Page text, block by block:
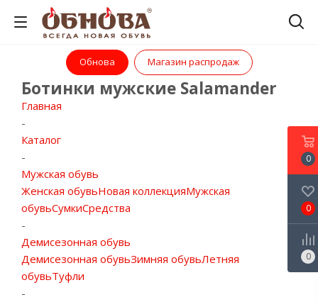
Обнова Магазин распродаж
Ботинки мужские Salamander
Главная
-
Каталог
-
Мужская обувь
Женская обувьНовая коллекцияМужская
обувьСумкиСредства
-
Демисезонная обувь
Демисезонная обувьЗимняя обувьЛетняя
обувьТуфли
-
0
0
0